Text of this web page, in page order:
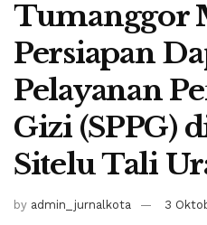
Tumanggor
Persiapan
Pelayanan
Gizi (SPPG)
Sitelu Tali
by admin_jurnalkota 3